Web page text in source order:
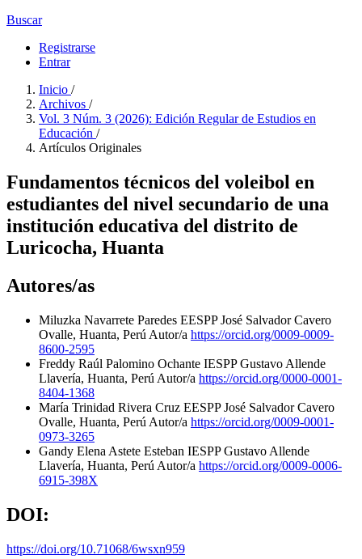
Buscar
Registrarse
Entrar
Inicio /
Archivos /
Vol. 3 Núm. 3 (2026): Edición Regular de Estudios en
Educación /
Artículos Originales
Fundamentos técnicos del voleibol en
estudiantes del nivel secundario de una
institución educativa del distrito de
Luricocha, Huanta
Autores/as
Miluzka Navarrete Paredes EESPP José Salvador Cavero
Ovalle, Huanta, Perú Autor/a https://orcid.org/0009-0009-
8600-2595
Freddy Raúl Palomino Ochante IESPP Gustavo Allende
Llavería, Huanta, Perú Autor/a https://orcid.org/0000-0001-
8404-1368
María Trinidad Rivera Cruz EESPP José Salvador Cavero
Ovalle, Huanta, Perú Autor/a https://orcid.org/0009-0001-
0973-3265
Gandy Elena Astete Esteban IESPP Gustavo Allende
Llavería, Huanta, Perú Autor/a https://orcid.org/0009-0006-
6915-398X
DOI:
https://doi.org/10.71068/6wsxn959